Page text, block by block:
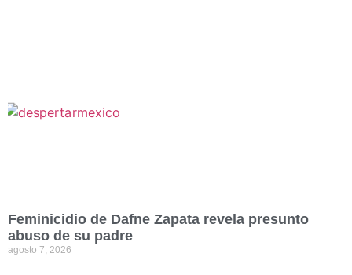
Feminicidio de Dafne Zapata revela presunto
abuso de su padre
agosto 7, 2026